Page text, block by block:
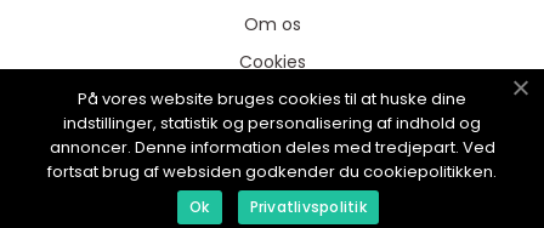
Om os
Cookies
Kontakt os
Sitemap
På vores website bruges cookies til at huske dine
indstillinger, statistik og personalisering af indhold og
annoncer. Denne information deles med tredjepart. Ved
fortsat brug af websiden godkender du cookiepolitikken.
Ok Privatlivspolitik